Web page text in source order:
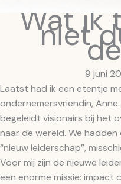
Wat ik
niet
9 juni
Laatst had ik een etentje
ondernemersvriendin,
begeleidt visionairs bij het
naar de wereld. We
“nieuw leiderschap”,
Voor mij zijn de nieuwe
een enorme missie: impact